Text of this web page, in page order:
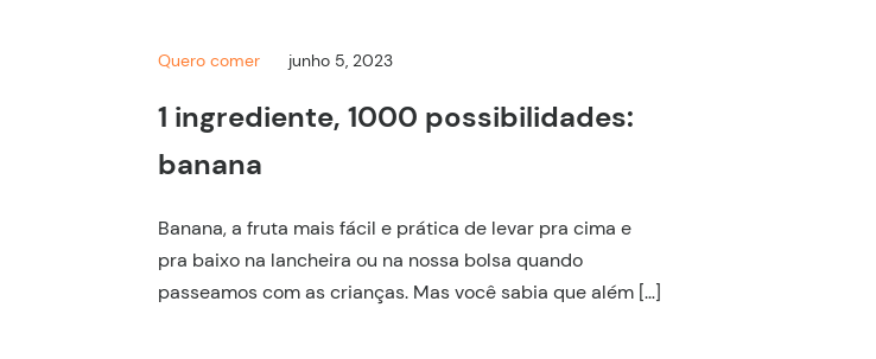
Quero comer junho 5, 2023
1 ingrediente, 1000 possibilidades:
banana
Banana, a fruta mais fácil e prática de levar pra cima e
pra baixo na lancheira ou na nossa bolsa quando
passeamos com as crianças. Mas você sabia que além […]